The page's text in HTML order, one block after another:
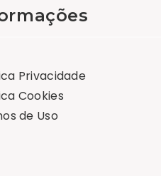
Privacidade
Cookies
de Uso